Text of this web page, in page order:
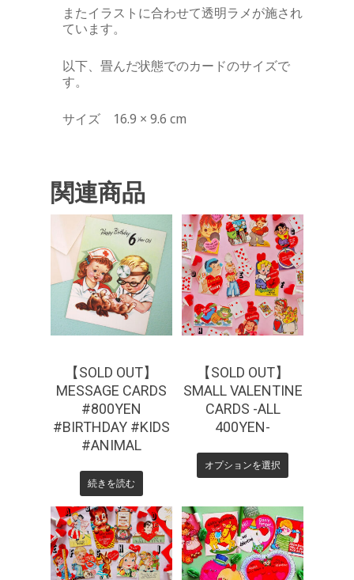
またイラストに合わせて透明ラメが施され
ています。
以下、畳んだ状態でのカードのサイズで
す。
サイズ 16.9 × 9.6 cm
関連商品
¥880
【SOLD OUT】
MESSAGE CARDS
#800YEN
#BIRTHDAY #KIDS
#ANIMAL
続きを読む
¥440
【SOLD OUT】
SMALL VALENTINE
CARDS -ALL
400YEN-
オプションを選択
¥330 ¥440 ¥550